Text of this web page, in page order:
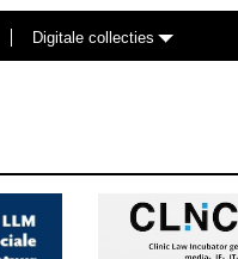
Digitale collecties